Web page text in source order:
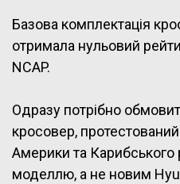
Базова комплектація
отримала нульовий
NCAP.
Одразу потрібно
кросовер,
Америки та Карибського
моделлю, а не новим